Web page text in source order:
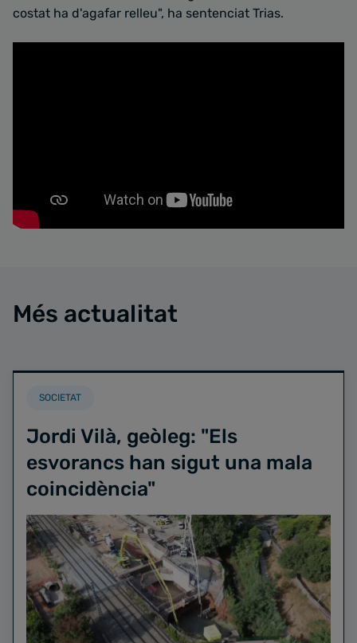
costat ha d'agafar relleu", ha sentenciat Trias.
Més actualitat
SOCIETAT
Jordi Vilà, geòleg: "Els
esvorancs han sigut una mala
coincidència"